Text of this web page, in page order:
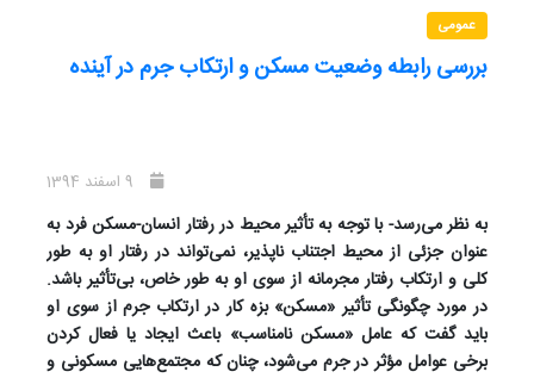
اشخاص حقیقی یا حقوقی است که باید منتج به نتیجه شود و رکن
روانی جرم شامل دو عنصر سوء نیت عام و سوء نیت خاص است.
عمومی
بررسی رابطه وضعیت مسکن و ارتکاب جرم در آینده
به نظر می‌رسد- با توجه به تأثیر محیط در رفتار انسان-مسکن فرد به
عنوان جزئی از محیط اجتناب ناپذیر، نمی‌تواند در رفتار او به طور
کلی و ارتکاب رفتار مجرمانه از سوی او به طور خاص، بی‌تأثیر باشد.
در مورد چگونگی تأثیر «مسکن» بزه کار در ارتکاب جرم از سوی او
باید گفت که عامل «مسکن نامناسب» باعث ایجاد یا فعال کردن
برخی عوامل مؤثر در جرم می‌شود، چنان که مجتمع‌هایی مسکونی و